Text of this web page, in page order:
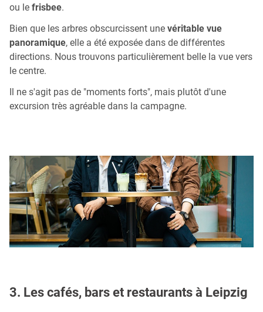
ou le frisbee.
Bien que les arbres obscurcissent une véritable vue
panoramique, elle a été exposée dans de différentes
directions. Nous trouvons particulièrement belle la vue vers
le centre.
Il ne s'agit pas de "moments forts", mais plutôt d'une
excursion très agréable dans la campagne.
3. Les cafés, bars et restaurants à Leipzig